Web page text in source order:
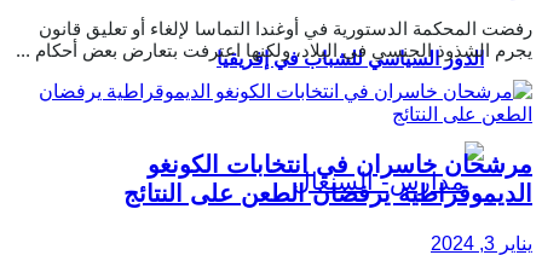
الدور السياسي للشباب في إفريقيا
رفضت المحكمة الدستورية في أوغندا التماسا لإلغاء أو تعليق قانون
يجرم الشذوذ الجنسي في البلاد، ولكنها اعترفت بتعارض بعض أحكام ...
مرشحان خاسران في انتخابات الكونغو
الديموقراطية يرفضان الطعن على النتائج
يناير 3, 2024